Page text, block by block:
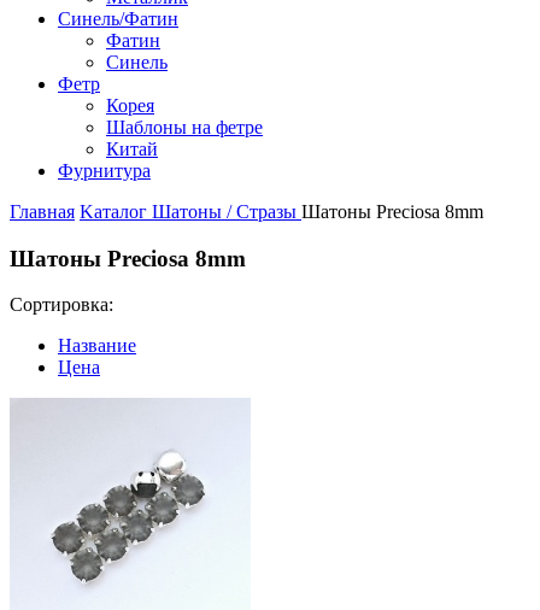
Синель/Фатин
Фатин
Синель
Фетр
Корея
Шаблоны на фетре
Китай
Фурнитура
Главная Kаталог Шатоны / Стразы Шатоны Preciosa 8mm
Шатоны Preciosa 8mm
Сортировка:
Название
Цена